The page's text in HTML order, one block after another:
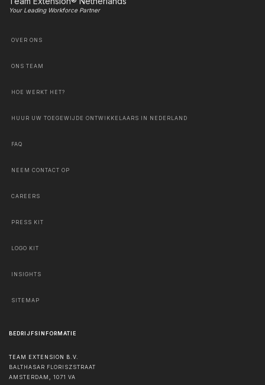
Your Leading Workforce Partner
OVER ONS
ONS TEAM
HOE WERKT HET?
HUUR UW TOEGEWIJDE ONTWIKKELAARS IN NEDERLAND
FAQ
NEEM CONTACT OP
CAREERS
PRESS KIT
LOGO KIT
INSIGHTS
SITEMAP
BEDRIJFSINFORMATIE
TEAM EXTENSION B.V.
BALTHASAR FLORISZSTRAAT
AMSTERDAM
1071 VA